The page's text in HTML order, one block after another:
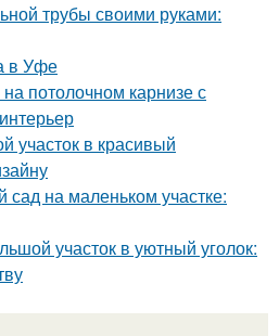
трубы своими руками:
в Уфе
потолочном карнизе с
участок в красивый
сад на маленьком участке:
участок в уютный уголок: